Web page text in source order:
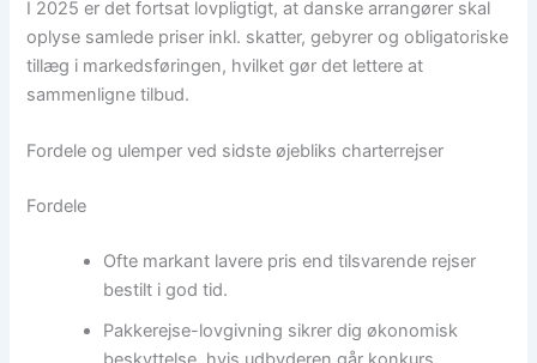
I 2025 er det fortsat lovpligtigt, at danske arrangører skal
oplyse samlede priser inkl. skatter, gebyrer og obligatoriske
tillæg i markedsføringen, hvilket gør det lettere at
sammenligne tilbud.
Fordele og ulemper ved sidste øjebliks charterrejser
Fordele
Ofte markant lavere pris end tilsvarende rejser
bestilt i god tid.
Pakkerejse-lovgivning sikrer dig økonomisk